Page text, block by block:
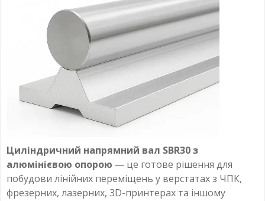
Циліндричний напрямний вал SBR30 з
алюмінієвою опорою — це готове рішення для
побудови лінійних переміщень у верстатах з ЧПК,
фрезерних, лазерних, 3D-принтерах та іншому